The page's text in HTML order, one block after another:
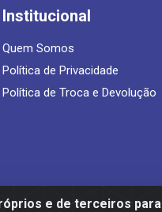
e de terceiros para
Institucional
Quem Somos
Política de Privacidade
Política de Troca e Devolução